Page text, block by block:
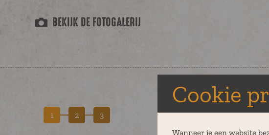
BEKIJK DE FOTOGALERIJ
1 2 3
Cookie
Wanneer je een website